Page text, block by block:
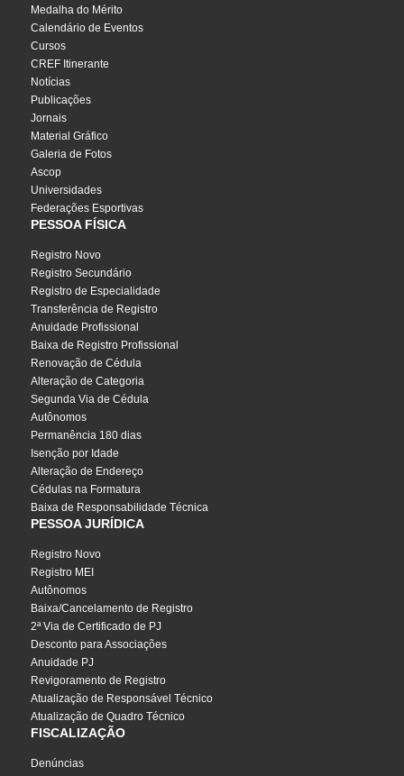
Medalha do Mérito
Calendário de Eventos
Cursos
CREF Itinerante
Notícias
Publicações
Jornais
Material Gráfico
Galeria de Fotos
Ascop
Universidades
Federações Esportivas
PESSOA FÍSICA
Registro Novo
Registro Secundário
Registro de Especialidade
Transferência de Registro
Anuidade Profissional
Baixa de Registro Profissional
Renovação de Cédula
Alteração de Categoria
Segunda Via de Cédula
Autônomos
Permanência 180 dias
Isenção por Idade
Alteração de Endereço
Cédulas na Formatura
Baixa de Responsabilidade Técnica
PESSOA JURÍDICA
Registro Novo
Registro MEI
Autônomos
Baixa/Cancelamento de Registro
2ª Via de Certificado de PJ
Desconto para Associações
Anuidade PJ
Revigoramento de Registro
Atualização de Responsável Técnico
Atualização de Quadro Técnico
FISCALIZAÇÃO
Denúncias